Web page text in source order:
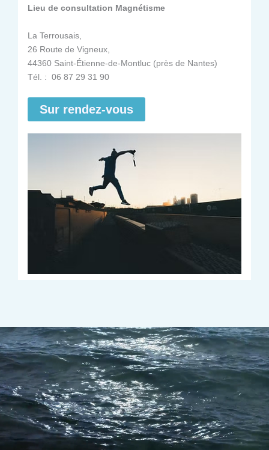
Lieu de consultation Magnétisme
La Terrousais,
26 Route de Vigneux,
44360 Saint-Étienne-de-Montluc (près de Nantes)
Tél. : 06 87 29 31 90
Sur rendez-vous